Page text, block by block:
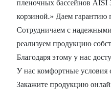
пленочных бассейнов AISI
корзиной.» Даем гарантию
Сотрудничаем с
реализуем продукцию
Благодаря этому у нас
У нас комфортные условия
Закажите продукцию